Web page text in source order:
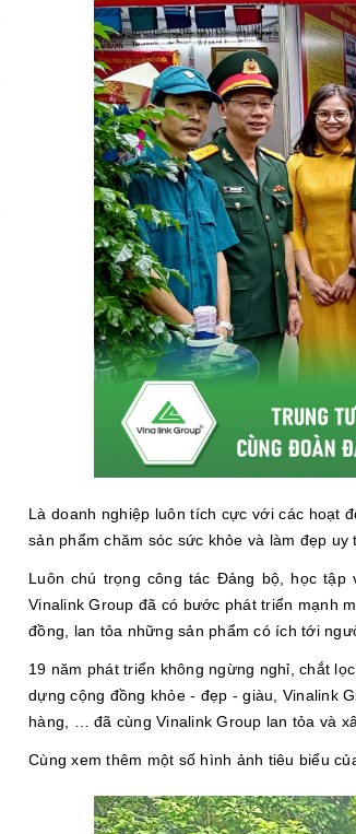
Là doanh nghiệp luôn tích cực với các hoạt
sản phẩm chăm sóc sức khỏe và làm đẹp
Luôn chú trọng công tác Đảng bộ, học
Vinalink Group đã có bước phát triển mạnh
đồng, lan tỏa những sản phẩm có ích tới
19 năm phát triển không ngừng nghỉ, chắt
dựng cộng đồng khỏe - đẹp - giàu, Vinalink
hàng, … đã cùng Vinalink Group lan tỏa và
Cùng xem thêm một số hình ảnh tiêu biểu